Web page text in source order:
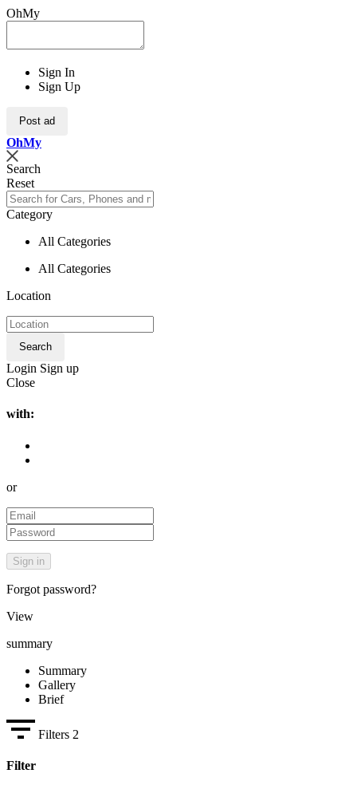
OhMy
Sign In
Sign Up
Post ad
OhMy
Search
Reset
Category
All Categories
All Categories
Location
Search
Login Sign up
Close
with:
or
Forgot password?
View
summary
Summary
Gallery
Brief
Filters 2
Filter